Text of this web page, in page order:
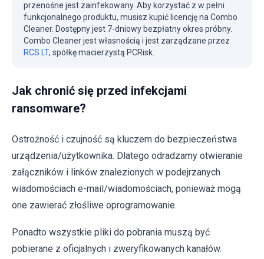
przenośne jest zainfekowany. Aby korzystać z w pełni
funkcjonalnego produktu, musisz kupić licencję na Combo
Cleaner. Dostępny jest 7-dniowy bezpłatny okres próbny.
Combo Cleaner jest własnością i jest zarządzane przez
RCS LT, spółkę macierzystą PCRisk.
Jak chronić się przed infekcjami
ransomware?
Ostrożność i czujność są kluczem do bezpieczeństwa
urządzenia/użytkownika. Dlatego odradzamy otwieranie
załączników i linków znalezionych w podejrzanych
wiadomościach e-mail/wiadomościach, ponieważ mogą
one zawierać złośliwe oprogramowanie.
Ponadto wszystkie pliki do pobrania muszą być
pobierane z oficjalnych i zweryfikowanych kanałów.